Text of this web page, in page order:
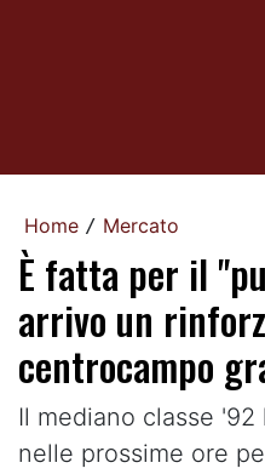
Home / Mercato
È fatta per il
arrivo un
centrocampo
Il mediano classe
nelle prossime ore